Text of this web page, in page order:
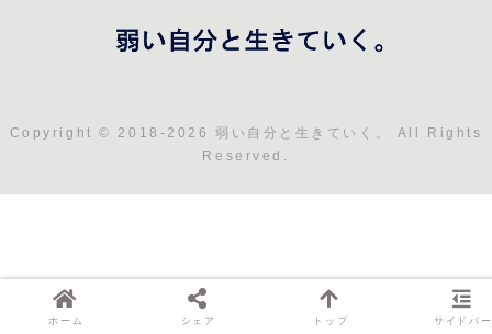
Copyright © 2018-2026 弱い自分と生きていく。 All Rights
Reserved.
ホーム シェア トップ サイドバー